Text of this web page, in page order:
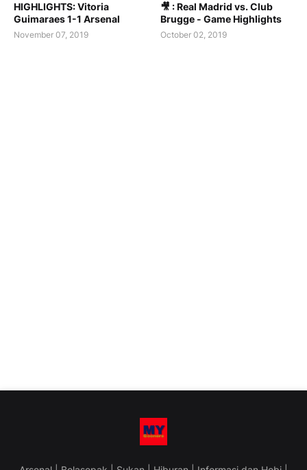
HIGHLIGHTS: Vitoria
Guimaraes 1-1 Arsenal
November 07, 2019
🎥 : Real Madrid vs. Club
Brugge - Game Highlights
October 02, 2019